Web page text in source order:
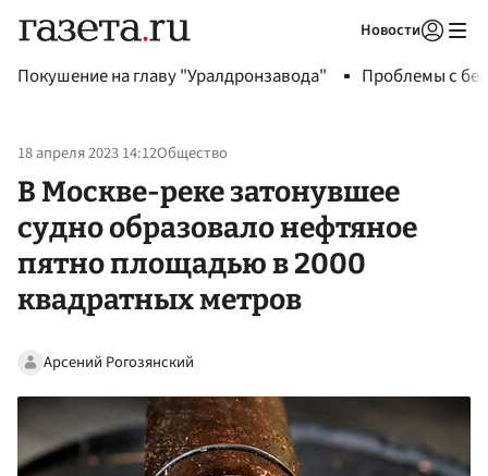
Новости
Покушение на главу "Уралдронзавода" Проблемы с
18 апреля 2023 14:12Общество
В Москве-реке затонувшее
судно образовало нефтяное
пятно площадью в 2000
квадратных метров
Арсений Рогозянский